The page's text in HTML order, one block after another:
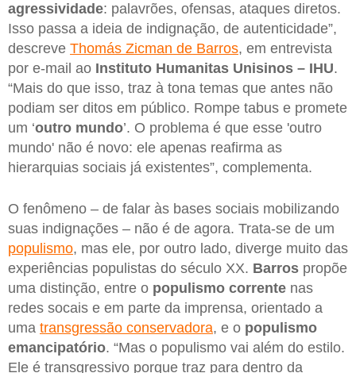
agressividade: palavrões, ofensas, ataques diretos.
Isso passa a ideia de indignação, de autenticidade”,
descreve Thomás Zicman de Barros, em entrevista
por e-mail ao Instituto Humanitas Unisinos – IHU.
“Mais do que isso, traz à tona temas que antes não
podiam ser ditos em público. Rompe tabus e promete
um ‘outro mundo’. O problema é que esse 'outro
mundo' não é novo: ele apenas reafirma as
hierarquias sociais já existentes”, complementa.
O fenômeno – de falar às bases sociais mobilizando
suas indignações – não é de agora. Trata-se de um
populismo, mas ele, por outro lado, diverge muito das
experiências populistas do século XX. Barros propõe
uma distinção, entre o populismo corrente nas
redes socais e em parte da imprensa, orientado a
uma transgressão conservadora, e o populismo
emancipatório. “Mas o populismo vai além do estilo.
Ele é transgressivo porque traz para dentro da